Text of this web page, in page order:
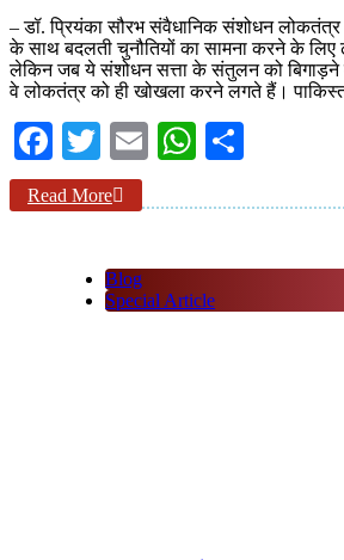
– डॉ. प्रियंका सौरभ संवैधानिक संशोधन
के साथ बदलती चुनौतियों का सामना करने के लिए
लेकिन जब ये संशोधन सत्ता के संतुलन को बिगाड़ने
वे लोकतंत्र को ही खोखला करने लगते हैं।
Facebook
TwitterEmailWhatsApp
Read More
Blog
Special Article